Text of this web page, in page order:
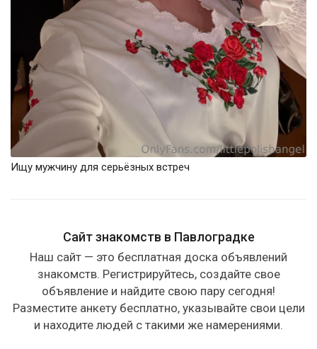
Ищу мужчину для серьёзных встреч
Сайт знакомств в Павлоградке
Наш сайт — это бесплатная доска объявлений
знакомств. Регистрируйтесь, создайте свое
объявление и найдите свою пару сегодня!
Разместите анкету бесплатно, указывайте свои цели
и находите людей с такими же намерениями.